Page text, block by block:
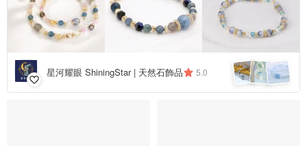
星河耀眼 ShiningStar | 天然石飾品 5.0